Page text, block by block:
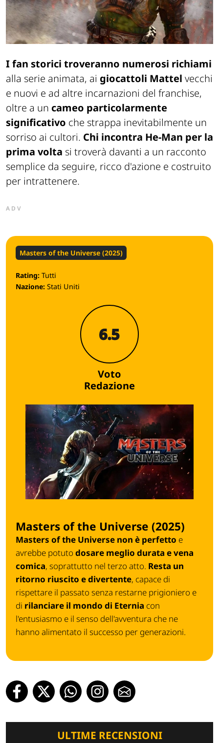
I fan storici troveranno numerosi richiami
alla serie animata, ai giocattoli Mattel vecchi
e nuovi e ad altre incarnazioni del franchise,
oltre a un cameo particolarmente
significativo che strappa inevitabilmente un
sorriso ai cultori. Chi incontra He-Man per la
prima volta si troverà davanti a un racconto
semplice da seguire, ricco d'azione e costruito
per intrattenere.
ADV
Masters of the Universe (2025)
Rating: Tutti
Nazione: Stati Uniti
6.5
Voto
Redazione
Masters of the Universe (2025)
Masters of the Universe non è perfetto e
avrebbe potuto dosare meglio durata e vena
comica, soprattutto nel terzo atto. Resta un
ritorno riuscito e divertente, capace di
rispettare il passato senza restarne prigioniero e
di rilanciare il mondo di Eternia con
l'entusiasmo e il senso dell'avventura che ne
hanno alimentato il successo per generazioni.
ULTIME RECENSIONI